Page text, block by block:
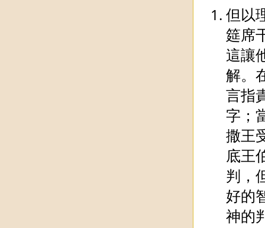
但以
筵席
這讓
解。
言指
字；
撒王
底王
判，
好的
神的